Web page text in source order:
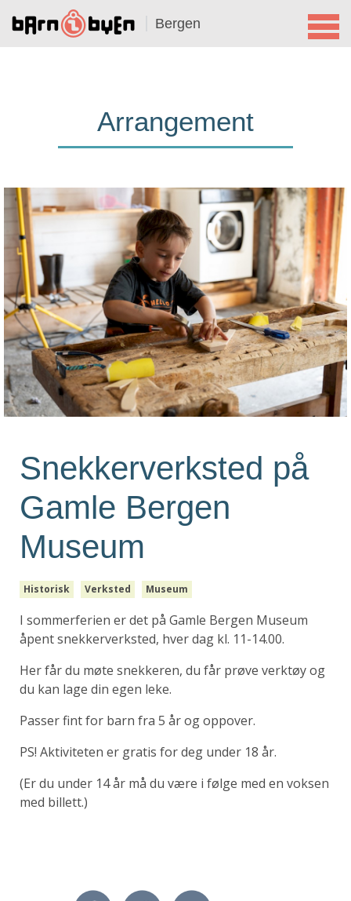
Bergen
Arrangement
Snekkerverksted på
Gamle Bergen
Museum
Historisk Verksted Museum
I sommerferien er det på Gamle Bergen Museum
åpent snekkerverksted, hver dag kl. 11-14.00.
Her får du møte snekkeren, du får prøve verktøy og
du kan lage din egen leke.
Passer fint for barn fra 5 år og oppover.
PS! Aktiviteten er gratis for deg under 18 år.
(Er du under 14 år må du være i følge med en voksen
med billett.)